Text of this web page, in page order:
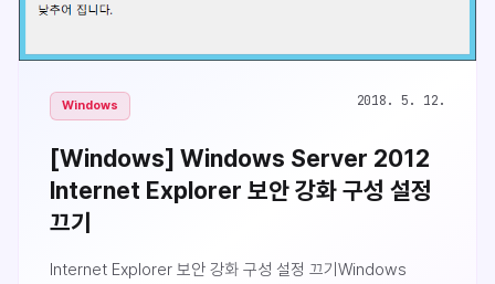
Windows 2018. 5. 12.
[Windows] Windows Server 2012
Internet Explorer 보안 강화 구성 설정
끄기
Internet Explorer 보안 강화 구성 설정 끄기Windows